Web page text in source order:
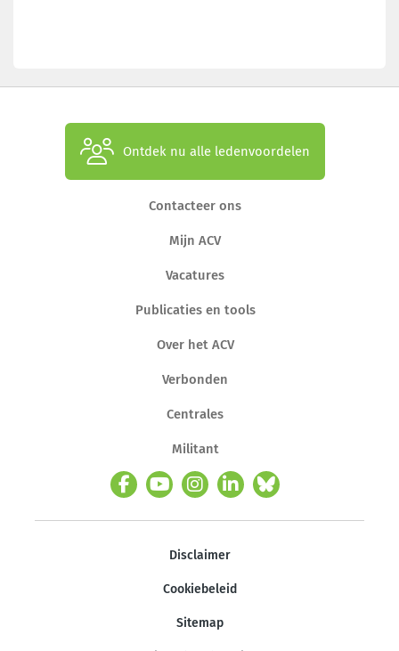
Ontdek nu alle ledenvoordelen
Contacteer ons
Mijn ACV
Vacatures
Publicaties en tools
Over het ACV
Verbonden
Centrales
Militant
Disclaimer
Cookiebeleid
Sitemap